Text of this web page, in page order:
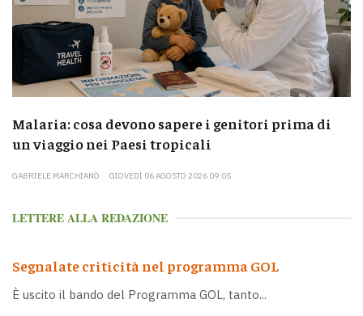
Malaria: cosa devono sapere i genitori prima di
un viaggio nei Paesi tropicali
GABRIELE MARCHIANÒ GIOVEDÌ 06 AGOSTO 2026 09:05
LETTERE ALLA REDAZIONE
Segnalate criticità nel programma GOL
È uscito il bando del Programma GOL, tanto...